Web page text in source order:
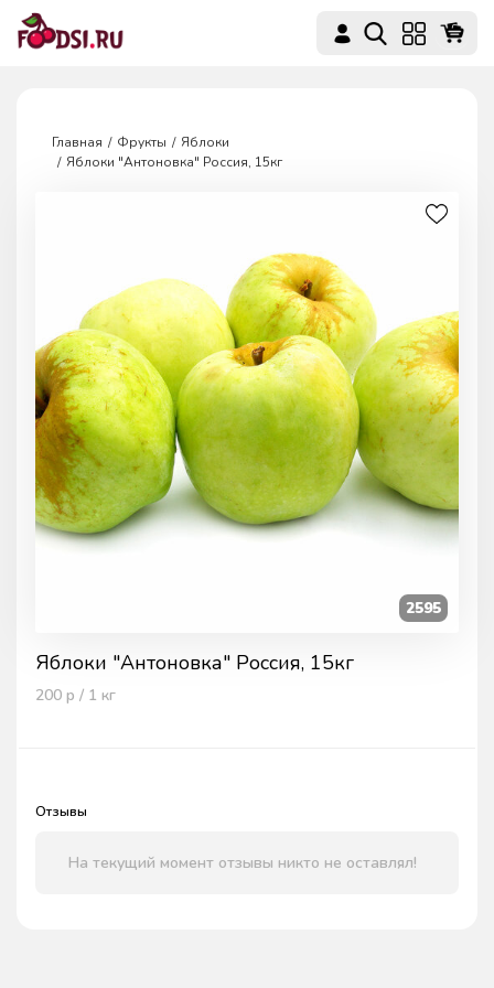
Главная Фрукты
Яблоки
Яблоки "Антоновка" Россия, 15кг
Яблоки "Антоновка" Россия, 15кг
200 р / 1 кг
2595
Отзывы
На текущий момент отзывы никто не оставлял!